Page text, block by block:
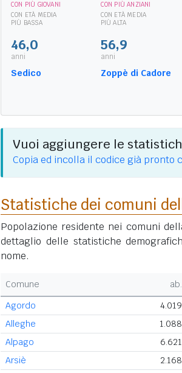
CON PIÙ GIOVANI
CON ETÀ MEDIA
PIÙ BASSA
46,0
anni
Sedico
CON PIÙ ANZIANI
CON ETÀ MEDIA
PIÙ ALTA
56,9
anni
Zoppè di Cadore
Vuoi aggiungere le
Copia ed incolla il codice già pronto
Statistiche dei comuni
Popolazione residente nei comuni
dettaglio delle statistiche
nome.
Comune
ab.
Agordo
4.019
Alleghe
1.088
Alpago
6.621
Arsiè
2.168